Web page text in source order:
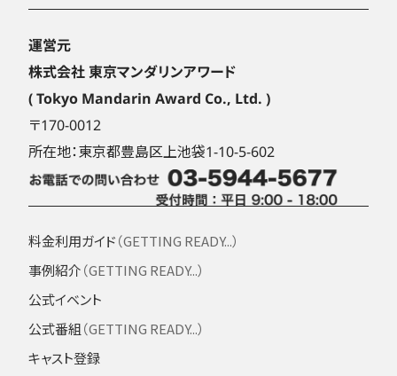
運営元
株式会社 東京マンダリンアワード
( Tokyo Mandarin Award Co., Ltd. )
〒170-0012
所在地：東京都豊島区上池袋1-10-5-602
料金利用ガイド（GETTING READY...）
事例紹介（GETTING READY...）
公式イベント
公式番組（GETTING READY...）
キャスト登録